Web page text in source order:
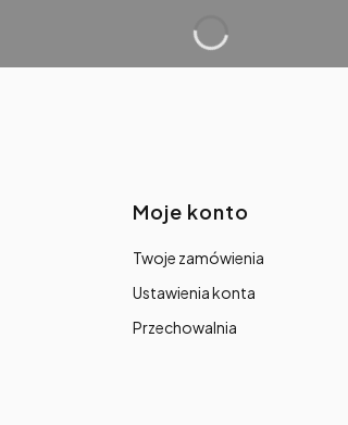
Moje konto
Twoje zamówienia
Ustawienia konta
Przechowalnia